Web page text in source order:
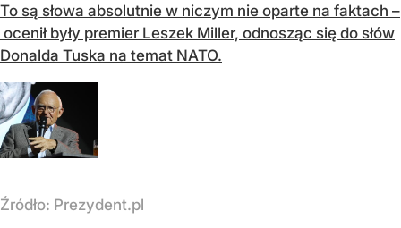
To są słowa absolutnie w niczym nie oparte na faktach –
ocenił były premier Leszek Miller, odnosząc się do słów
Donalda Tuska na temat NATO.
Źródło: Prezydent.pl